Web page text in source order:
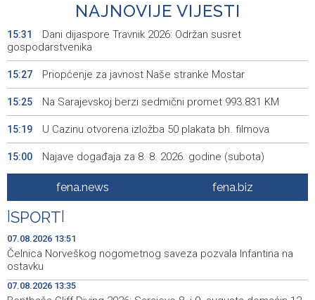
NAJNOVIJE VIJESTI
15:31
Dani dijaspore Travnik 2026: Održan susret
gospodarstvenika
15:27 Priopćenje za javnost Naše stranke Mostar
15:25 Na Sarajevskoj berzi sedmični promet 993.831 KM
15:19 U Cazinu otvorena izložba 50 plakata bh. filmova
15:00 Najave događaja za 8. 8. 2026. godine (subota)
SFF Tribute to Béla Tarr features works by his former
14:44
Magoda ugostio Halida Kuburovića i zahvalio mu za
predanost kulturi
14:40
Protesti građana Goražda zbog problema sa
vodosnabdijevanjem
fena.news fena.biz
SPORT
07.08.2026 13:51
Čelnica Norveškog nogometnog saveza pozvala Infantina na
ostavku
07.08.2026 13:35